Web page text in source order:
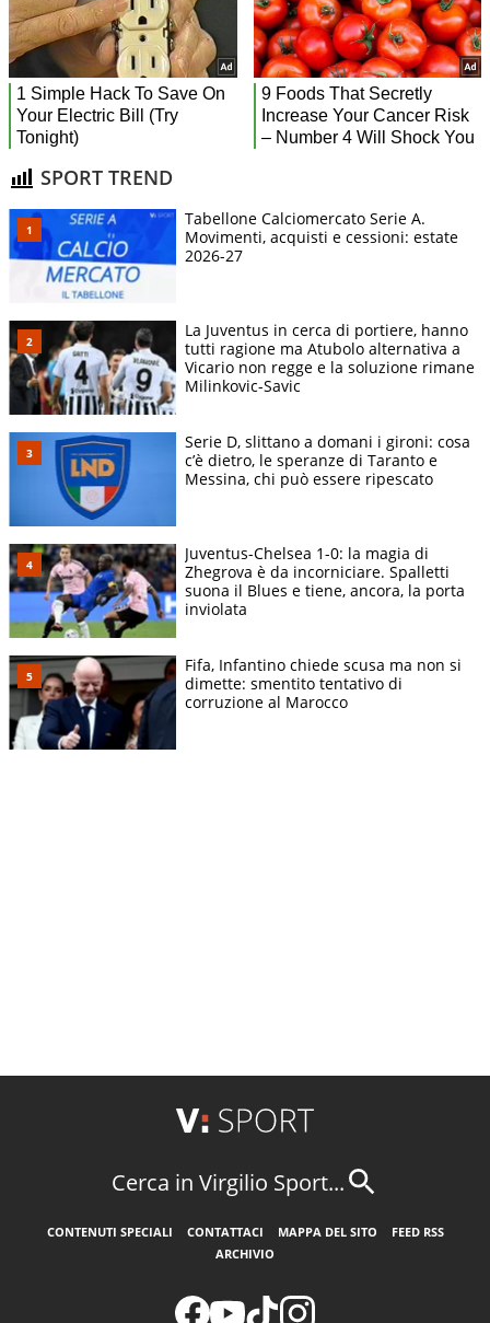
SPORT TREND
Tabellone Calciomercato Serie A.
Movimenti, acquisti e cessioni: estate
2026-27
La Juventus in cerca di portiere, hanno
tutti ragione ma Atubolo alternativa a
Vicario non regge e la soluzione rimane
Milinkovic-Savic
Serie D, slittano a domani i gironi: cosa
c’è dietro, le speranze di Taranto e
Messina, chi può essere ripescato
Juventus-Chelsea 1-0: la magia di
Zhegrova è da incorniciare. Spalletti
suona il Blues e tiene, ancora, la porta
inviolata
Fifa, Infantino chiede scusa ma non si
dimette: smentito tentativo di
corruzione al Marocco
Cerca in Virgilio Sport...
CONTENUTI SPECIALI CONTATTACI MAPPA DEL SITO
FEED RSS
ARCHIVIO